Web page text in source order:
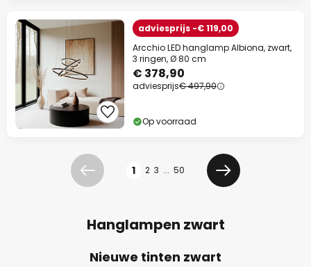
adviesprijs -€ 119,00
Arcchio LED hanglamp Albiona, zwart,
3 ringen, Ø 80 cm
€ 378,90
adviesprijs€ 497,90
Op voorraad
Vorige 1 2 3 ... 50
Volgende
Hanglampen zwart
Nieuwe tinten zwart